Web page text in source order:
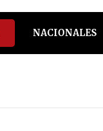
NACIONALES